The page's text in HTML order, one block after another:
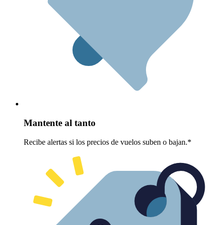
Mantente al tanto
Recibe alertas si los precios de vuelos suben o bajan.*